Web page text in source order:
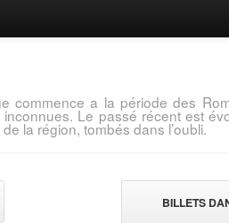
commence a la période des
Le passé récent est
la région, tombés dans l’oubli.
BILLETS